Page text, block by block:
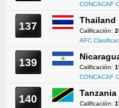
CONCACAF
137 Thailand
Calificación:
AFC
139 Calificación:
CONCACAF
140 Tanzania
Calificación: